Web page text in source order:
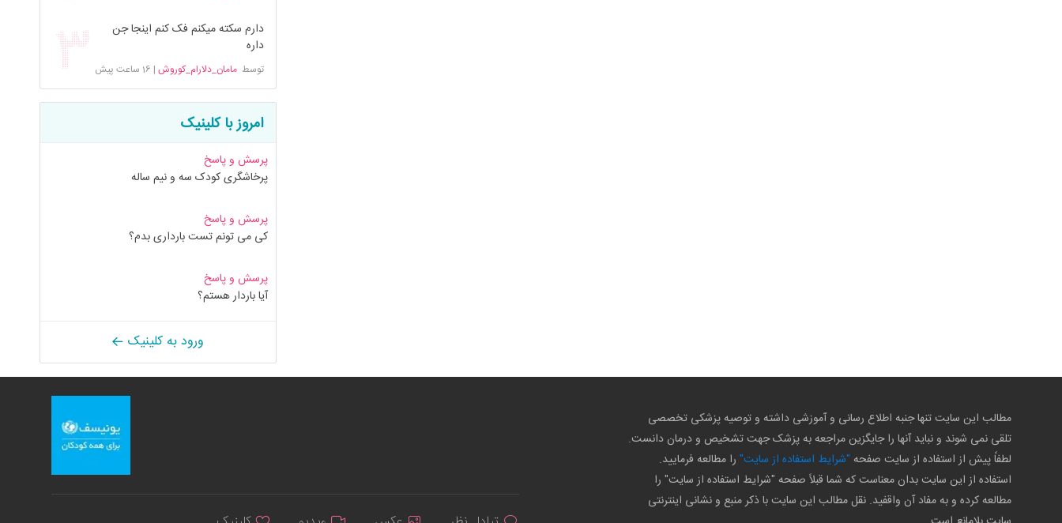
دارم سکته میکنم فک کنم اینجا جن
داره
توسطمامان_دلارام_کوروش | 16 ساعت پیش
امروز با کلینیک
پرسش و پاسخ
پرخاشگری کودک سه و نیم ساله
پرسش و پاسخ
کی می تونم تست بارداری بدم؟
پرسش و پاسخ
آیا باردار هستم؟
ورود به کلینیک
مطالب این سایت تنها جنبه اطلاع رسانی و آموزشی داشته و توصیه پزشکی تخصصی
تلقی نمی شوند و نباید آنها را جایگزین مراجعه به پزشک جهت تشخیص و درمان دانست.
لطفاً پیش از استفاده از سایت صفحه "شرایط استفاده از سایت" را مطالعه فرمایید.
استفاده از این سایت بدان معناست که شما قبلاً صفحه "شرایط استفاده از سایت" را
مطالعه کرده و به مفاد آن واقفید. نقل مطالب این سایت با ذکر منبع و نشانی اینترنتی